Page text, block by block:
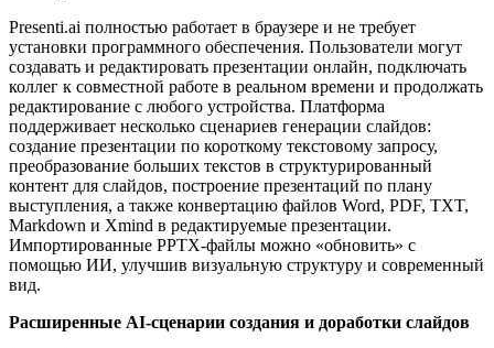
Presenti.ai полностью работает в браузере и не требует
установки программного обеспечения. Пользователи могут
создавать и редактировать презентации онлайн, подключать
коллег к совместной работе в реальном времени и продолжать
редактирование с любого устройства. Платформа
поддерживает несколько сценариев генерации слайдов:
создание презентации по короткому текстовому запросу,
преобразование больших текстов в структурированный
контент для слайдов, построение презентаций по плану
выступления, а также конвертацию файлов Word, PDF, TXT,
Markdown и Xmind в редактируемые презентации.
Импортированные PPTX-файлы можно «обновить» с
помощью ИИ, улучшив визуальную структуру и современный
вид.
Расширенные AI-сценарии создания и доработки слайдов